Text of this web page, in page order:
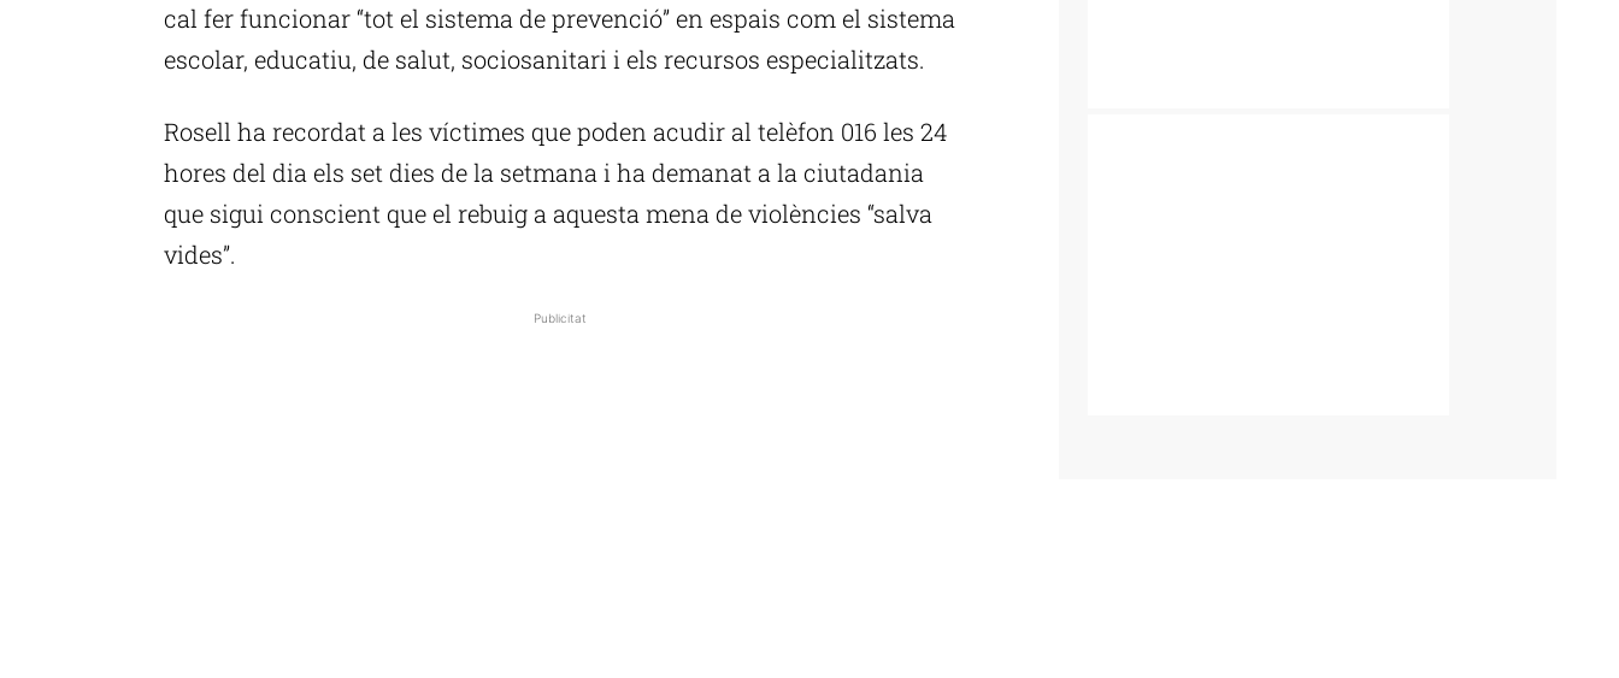
cal fer funcionar “tot el sistema de prevenció” en espais com el sistema
escolar, educatiu, de salut, sociosanitari i els recursos especialitzats.
Rosell ha recordat a les víctimes que poden acudir al telèfon 016 les 24
hores del dia els set dies de la setmana i ha demanat a la ciutadania
que sigui conscient que el rebuig a aquesta mena de violències “salva
vides”.
Publicitat